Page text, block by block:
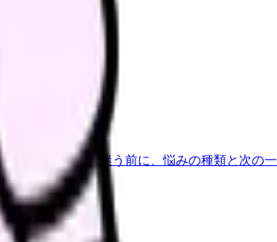
減らせます。
断 辞めるべきか迷う前に、悩みの種類と次の